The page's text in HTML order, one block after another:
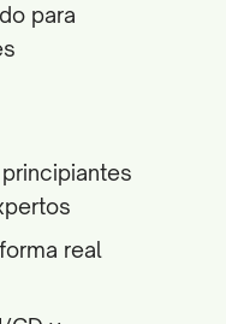
para
real